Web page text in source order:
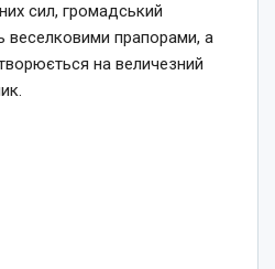
сил, громадський
веселковими прапорами, а
на величезний